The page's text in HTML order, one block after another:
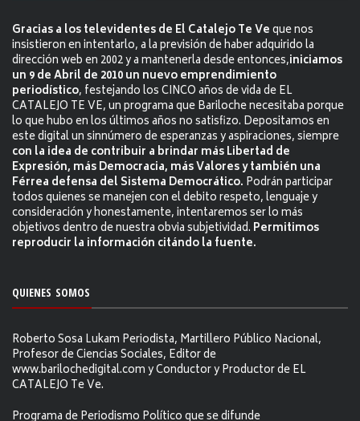
Gracias a los televidentes de El Catalejo Te Veque nos
insistieron en intentarlo, a la previsión de haber adquirido la
dirección web en 2002 y a mantenerla desde entonces,iniciamos
un 9 de Abril de 2010 un nuevo emprendimiento
periodístico, festejando los CINCO años de vida de EL
CATALEJO TE VE, un programa que Bariloche necesitaba porque
lo que hubo en los últimos años no satisfizo. Depositamos en
este digital un sinnúmero de esperanzas y aspiraciones, siempre
con la idea de contribuir a brindar más Libertad de
Expresión, más Democracia, más Valores y también una
Férrea defensa del Sistema Democrático. Podrán participar
todos quienes se manejen con el debito respeto, lenguaje y
consideración y honestamente, intentaremos ser lo más
objetivos dentro de nuestra obvia subjetividad. Permitimos
reproducir la información citándo la fuente.
QUIENES SOMOS
Roberto Sosa Lukam Periodista, Martillero Público Nacional,
Profesor de Ciencias Sociales, Editor de
www.barilochedigital.com y Conductor y Productor de EL
CATALEJO Te Ve.
Programa de Periodismo Político que se difunde